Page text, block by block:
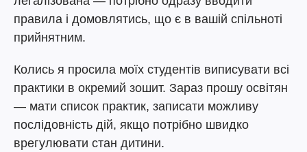
правила і домовлятись, що є в вашій спільноті
прийнятним.
Колись я просила моїх студентів виписувати всі
практики в окремий зошит. Зараз прошу освітян
— мати список практик, записати можливу
послідовність дій, якщо потрібно швидко
врегулювати стан дитини.